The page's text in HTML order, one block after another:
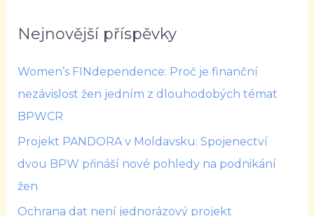
Nejnovější příspěvky
Women’s FINdependence: Proč je finanční
nezávislost žen jedním z dlouhodobých témat
BPWCR
Projekt PANDORA v Moldavsku: Spojenectví
dvou BPW přináší nové pohledy na podnikání
žen
Ochrana dat není jednorázový projekt